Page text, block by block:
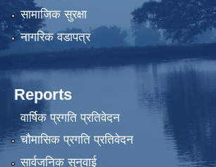
सामाजिक सुरक्षा
नागरिक वडापत्र
Reports
वार्षिक प्रगति प्रतिवेदन
चौमासिक प्रगति प्रतिवेदन
सार्वजनिक सुनुवाई